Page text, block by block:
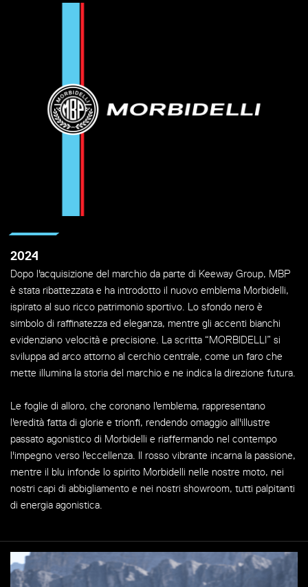
2024
Dopo l'acquisizione del marchio da parte di Keeway Group, MBP
è stata ribattezzata e ha introdotto il nuovo emblema Morbidelli,
ispirato al suo ricco patrimonio sportivo. Lo sfondo nero è
simbolo di raffinatezza ed eleganza, mentre gli accenti bianchi
evidenziano velocità e precisione. La scritta “MORBIDELLI” si
sviluppa ad arco attorno al cerchio centrale, come un faro che
mette illumina la storia del marchio e ne indica la direzione futura.
Le foglie di alloro, che coronano l'emblema, rappresentano
l'eredità fatta di glorie e trionfi, rendendo omaggio all'illustre
passato agonistico di Morbidelli e riaffermando nel contempo
l'impegno verso l'eccellenza. Il rosso vibrante incarna la passione,
mentre il blu infonde lo spirito Morbidelli nelle nostre moto, nei
nostri capi di abbigliamento e nei nostri showroom, tutti palpitanti
di energia agonistica.